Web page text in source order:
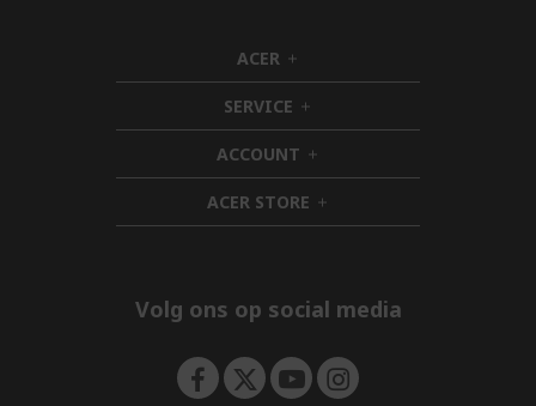
ACER h
i
d
d
e
n
SERVICE h
i
d
d
e
n
ACCOUNT h
i
d
d
ACER STORE h
i
e
Volg ons op social media